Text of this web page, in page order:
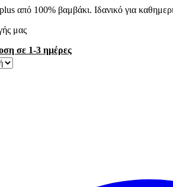
από 100% βαμβάκι. Ιδανικό για
μας
σε 1-3 ημέρες